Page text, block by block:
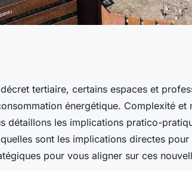
sont
tertiaire, certains espaces et
énergétique. Complexité et
détaillons les implications pratico-
sont les implications directes
pour vous aligner sur ces